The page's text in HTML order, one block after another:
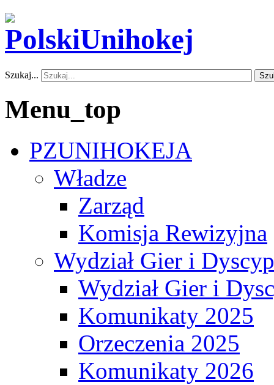
Szukaj...
Menu_top
PZUNIHOKEJA
Władze
Zarząd
Komisja Rewizyjna
Wydział Gier i
Wydział Gier i
Komunikaty 2025
Orzeczenia 2025
Komunikaty 2026